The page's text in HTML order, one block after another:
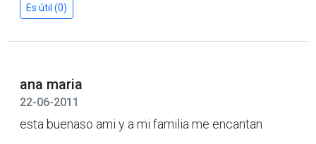
Es útil (0)
ana maria
22-06-2011
esta buenaso ami y a mi familia me encantan